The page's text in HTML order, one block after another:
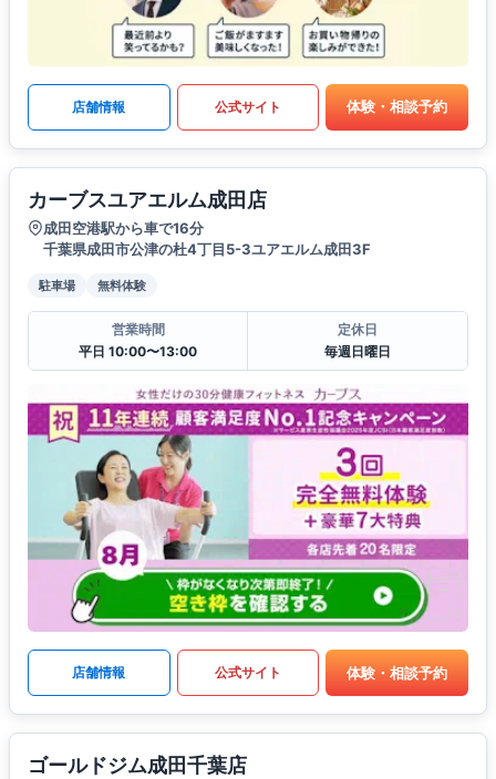
店舗情報 公式サイト 体験・相談予約
カーブスユアエルム成田店
成田空港駅から車で16分
千葉県成田市公津の杜4丁目5-3ユアエルム成田3F
駐車場 無料体験
営業時間
平日 10:00〜13:00
定休日
毎週日曜日
店舗情報 公式サイト 体験・相談予約
ゴールドジム成田千葉店